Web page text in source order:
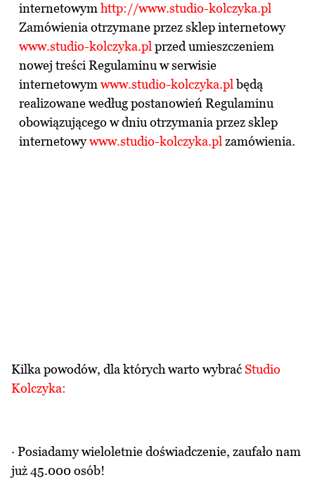
internetowym http://www.studio-kolczyka.pl
Zamówienia otrzymane przez sklep internetowy
www.studio-kolczyka.pl przed umieszczeniem
nowej treści Regulaminu w serwisie
internetowym www.studio-kolczyka.plbędą
realizowane według postanowień Regulaminu
obowiązującego w dniu otrzymania przez sklep
internetowywww.studio-kolczyka.pl zamówienia.
Kilka powodów, dla których warto wybraćStudio
Kolczyka:
· Posiadamy wieloletnie doświadczenie, zaufało nam
już 45.000 osób!